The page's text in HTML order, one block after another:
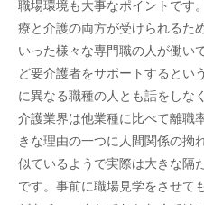
職場環境も大事なポイントです
療と介護の両方が受けられるた
いった様々な専門職の人が働い
ど要介護者をサポートするとい
に異なる職種の人とも話をしな
介護業界は他業種に比べて離職
きな理由の一つに人間関係の拗
似ているようで実際は大きな隔
です。事前に職場見学をさせて